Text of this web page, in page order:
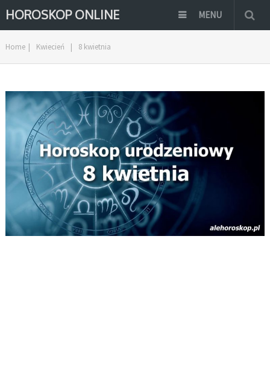
HOROSKOP ONLINE MENU
Home | Kwiecień | 8 kwietnia